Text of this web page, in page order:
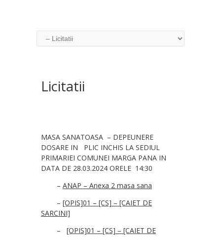
Licitatii
MASA SANATOASA – DEPEUNERE
DOSARE IN PLIC INCHIS LA SEDIUL
PRIMARIEI COMUNEI MARGA PANA IN
DATA DE 28.03.2024 ORELE 14:30
– ANAP – Anexa 2 masa sana
– [OPIS]01 – [CS] – [CAIET DE
SARCINI]
– [OPIS]01 – [CS] – [CAIET DE